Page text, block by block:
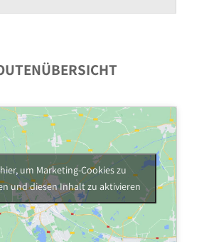
um Marketing-Cookies zu
und diesen Inhalt zu aktivieren